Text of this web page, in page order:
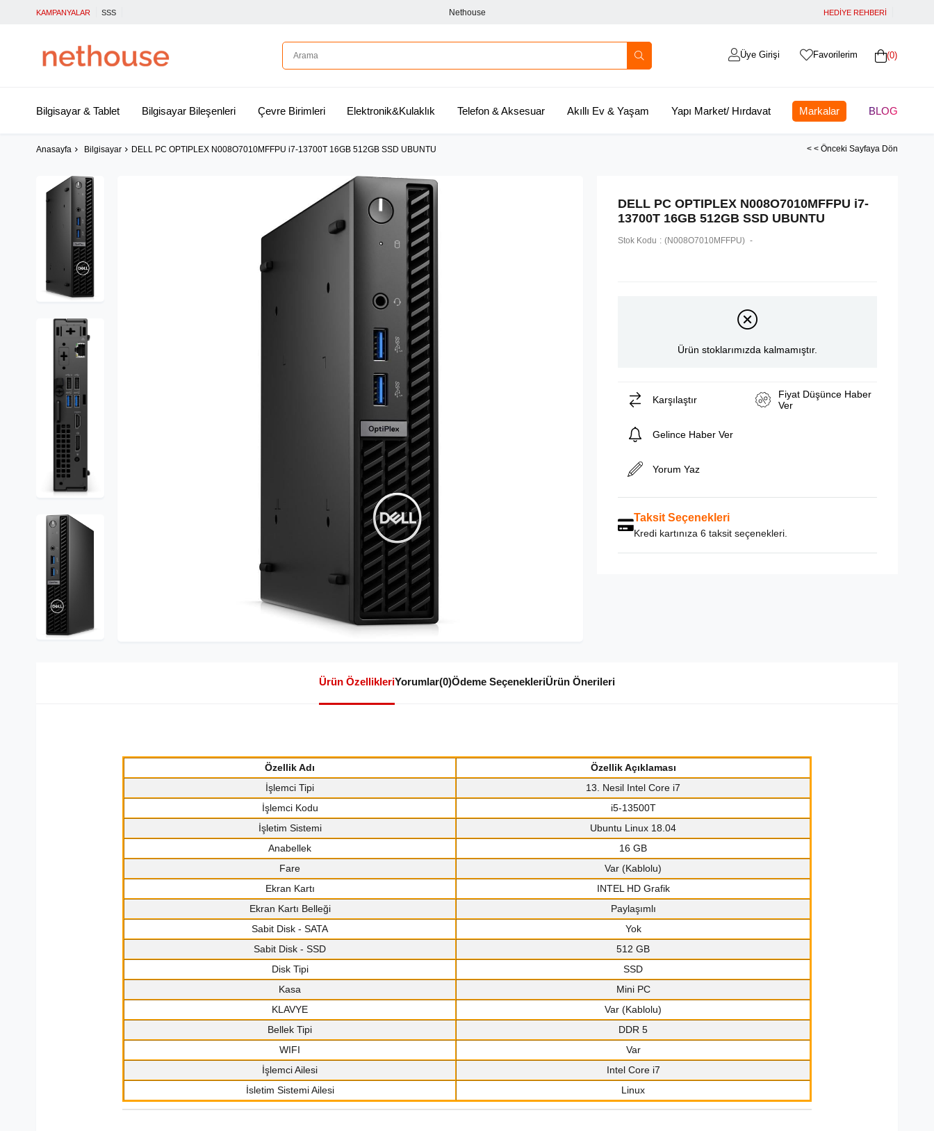
KAMPANYALAR SSS Nethouse HEDİYE REHBERİ
0
Favorilerim
Üye Girişi
Bilgisayar & Tablet Bilgisayar Bileşenleri Çevre Birimleri Elektronik&Kulaklık Telefon & Aksesuar Akıllı Ev & Yaşam Yapı Market/ Hırdavat Markalar BLOG
Anasayfa Bilgisayar DELL PC OPTIPLEX N008O7010MFFPU i7-13700T 16GB 512GB SSD UBUNTU < < Önceki Sayfaya Dön
DELL PC OPTIPLEX N008O7010MFFPU i7-
13700T 16GB 512GB SSD UBUNTU
Stok Kodu (N008O7010MFFPU)
Ürün stoklarımızda kalmamıştır.
Karşılaştır
Fiyat Düşünce Haber
Ver
Gelince Haber Ver
Yorum Yaz
Taksit Seçenekleri
Kredi kartınıza 6 taksit seçenekleri.
Ürün ÖzellikleriYorumlar(0)Ödeme SeçenekleriÜrün Önerileri
Özellik Adı
Özellik Açıklaması
İşlemci Tipi
13. Nesil Intel Core i7
İşlemci Kodu
i5-13500T
İşletim Sistemi
Ubuntu Linux 18.04
Anabellek
16 GB
Fare
Var (Kablolu)
Ekran Kartı
INTEL HD Grafik
Ekran Kartı Belleği
Paylaşımlı
Sabit Disk - SATA
Yok
Sabit Disk - SSD
512 GB
Disk Tipi
SSD
Kasa
Mini PC
KLAVYE
Var (Kablolu)
Bellek Tipi
DDR 5
WIFI
Var
İşlemci Ailesi
Intel Core i7
İsletim Sistemi Ailesi
Linux